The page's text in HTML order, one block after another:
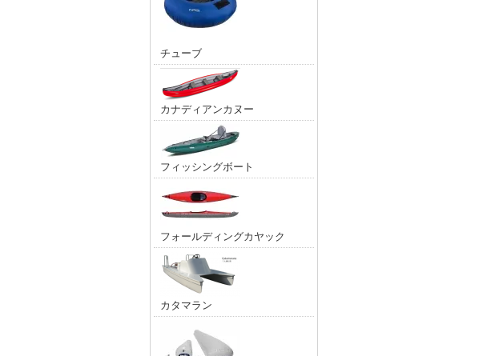
チューブ
カナディアンカヌー
フィッシングボート
フォールディングカヤック
カタマラン